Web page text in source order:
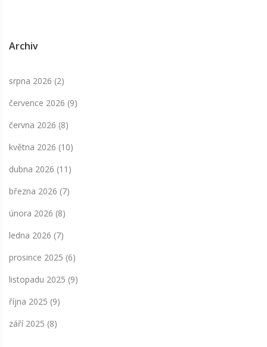
Archiv
srpna 2026 (2)
července 2026 (9)
června 2026 (8)
května 2026 (10)
dubna 2026 (11)
března 2026 (7)
února 2026 (8)
ledna 2026 (7)
prosince 2025 (6)
listopadu 2025 (9)
října 2025 (9)
září 2025 (8)